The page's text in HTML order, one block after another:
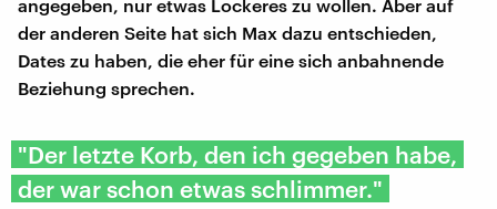
angegeben, nur etwas Lockeres zu wollen. Aber auf
der anderen Seite hat sich Max dazu entschieden,
Dates zu haben, die eher für eine sich anbahnende
Beziehung sprechen.
"Der letzte Korb, den ich gegeben habe,
der war schon etwas schlimmer."